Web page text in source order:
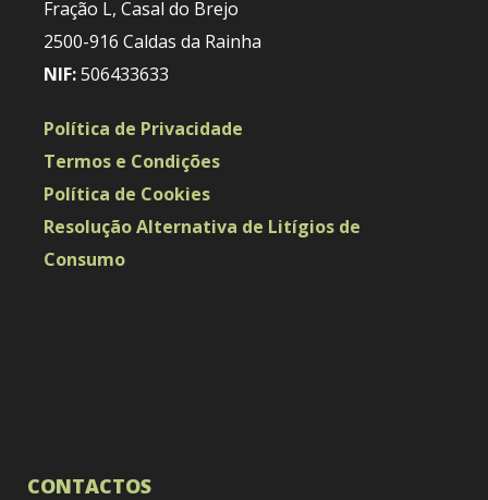
Fração L, Casal do Brejo
2500-916 Caldas da Rainha
NIF:506433633
Política de Privacidade
Termos e Condições
Política de Cookies
Resolução Alternativa de Litígios de
Consumo
CONTACTOS